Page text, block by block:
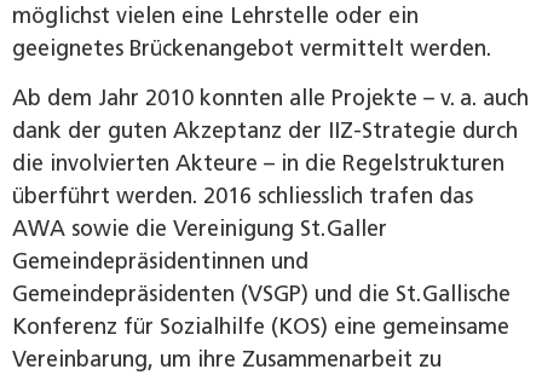
möglichst vielen eine Lehrstelle oder ein
geeignetes Brückenangebot vermittelt werden.
Ab dem Jahr 2010 konnten alle Projekte – v. a. auch
dank der guten Akzeptanz der IIZ-Strategie durch
die involvierten Akteure – in die Regelstrukturen
überführt werden. 2016 schliesslich trafen das
AWA sowie die Vereinigung St. Galler
Gemeindepräsidentinnen und
Gemeindepräsidenten (VSGP) und die St. Gallische
Konferenz für Sozialhilfe (KOS) eine gemeinsame
Vereinbarung, um ihre Zusammenarbeit zu